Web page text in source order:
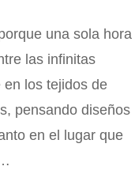
una sola hora
las infinitas
los tejidos de
pensando diseños
en el lugar que